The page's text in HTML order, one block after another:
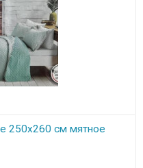
250x260 см мятное